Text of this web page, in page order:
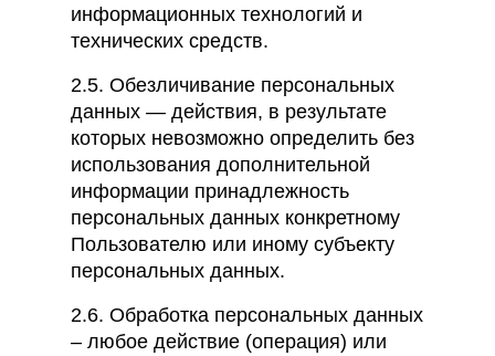
информационных технологий и
технических средств.
2.5. Обезличивание персональных
данных — действия, в результате
которых невозможно определить без
использования дополнительной
информации принадлежность
персональных данных конкретному
Пользователю или иному субъекту
персональных данных.
2.6. Обработка персональных данных
– любое действие (операция) или